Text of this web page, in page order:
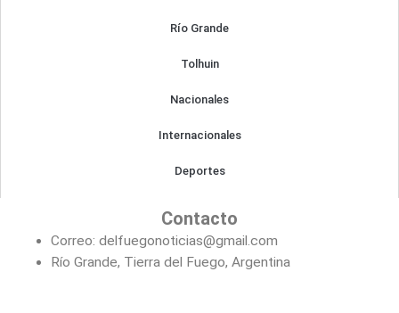
Río Grande
Tolhuin
Nacionales
Internacionales
Deportes
Contacto
Correo: delfuegonoticias@gmail.com
Río Grande, Tierra del Fuego, Argentina